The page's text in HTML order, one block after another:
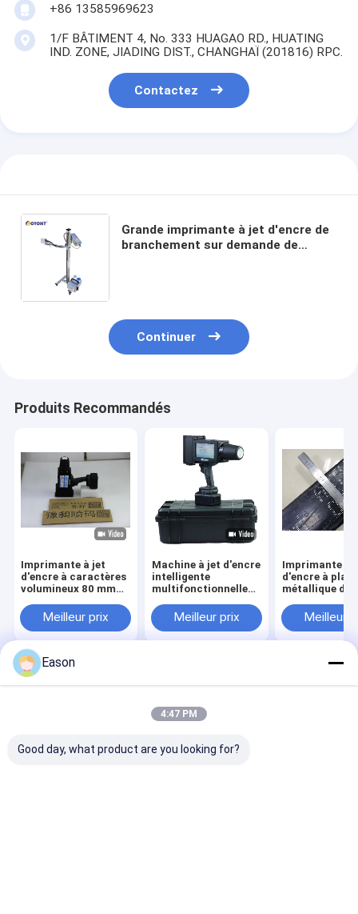
+86 13585969623
1/F BÂTIMENT 4, No. 333 HUAGAO RD., HUATING
IND. ZONE, JIADING DIST., CHANGHAÏ (201816) RPC.
Contactez
Grande imprimante à jet d'encre de
branchement sur demande de
Continuer
Produits Recommandés
Imprimante à jet
d'encre à caractères
volumineux 80 mm
du logo de texte pour
carton
Meilleur prix
Machine à jet d'encre
intelligente
multifonctionnelle
tubes en acier
inoxydable
Meilleur prix
Imprimante à
d'encre à
métallique de
logos deMeilleur
nous
nous
Site
Plan du site
Privacy Policy
LIMITED. All Rights Reserved.
Eason
4:47 PM
Good day, what product are you looking for?